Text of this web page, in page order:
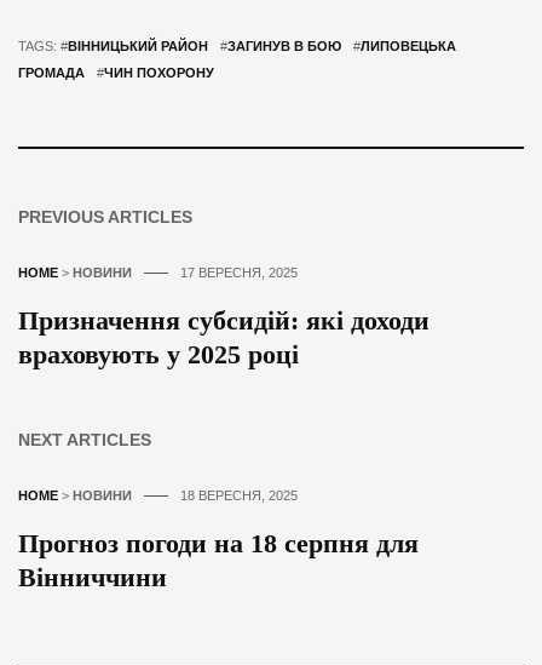
TAGS: #ВІННИЦЬКИЙ РАЙОН #ЗАГИНУВ В БОЮ #ЛИПОВЕЦЬКА
ГРОМАДА
#ЧИН ПОХОРОНУ
PREVIOUS ARTICLES
HOME > НОВИНИ 17 ВЕРЕСНЯ, 2025
Призначення субсидій: які доходи
враховують у 2025 році
NEXT ARTICLES
HOME > НОВИНИ 18 ВЕРЕСНЯ, 2025
Прогноз погоди на 18 серпня для
Вінниччини